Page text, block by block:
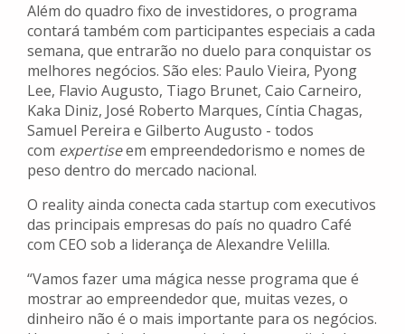
Além do quadro fixo de investidores, o programa
contará também com participantes especiais a cada
semana, que entrarão no duelo para conquistar os
melhores negócios. São eles: Paulo Vieira, Pyong
Lee, Flavio Augusto, Tiago Brunet, Caio Carneiro,
Kaka Diniz, José Roberto Marques, Cíntia Chagas,
Samuel Pereira e Gilberto Augusto - todos
com expertiseem empreendedorismo e nomes de
peso dentro do mercado nacional.
O reality ainda conecta cada startup com executivos
das principais empresas do país no quadro Café
com CEO sob a liderança de Alexandre Velilla.
“Vamos fazer uma mágica nesse programa que é
mostrar ao empreendedor que, muitas vezes, o
dinheiro não é o mais importante para os negócios.